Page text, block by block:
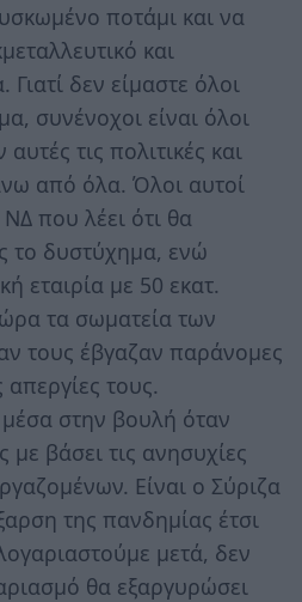
ποτάμι και να
και
δεν είμαστε όλοι
συνένοχοι είναι όλοι
τις πολιτικές και
από όλα. Όλοι αυτοί
που λέει ότι θα
το δυστύχημα, ενώ
εταιρία με 50 εκατ.
τα σωματεία των
τους έβγαζαν παράνομες
απεργίες τους.
στην βουλή όταν
με βάσει τις ανησυχίες
Είναι ο Σύριζα
της πανδημίας έτσι
μετά, δεν
θα εξαργυρώσει